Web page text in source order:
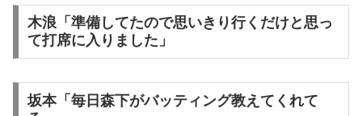
木浪「準備してたので思いきり行くだけと思っ
て打席に入りました」
坂本「毎日森下がバッティング教えてくれて